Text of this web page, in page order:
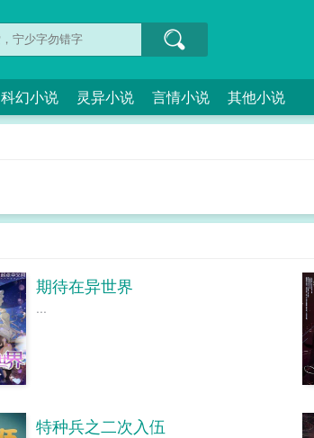
科幻小说 灵异小说 言情小说 其他小说
期待在异世界
...
特种兵之二次入伍